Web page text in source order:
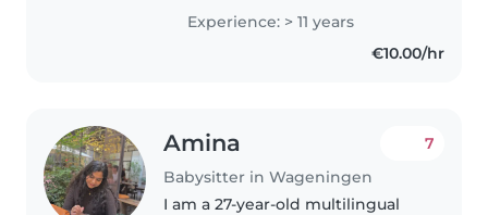
wonen. ik ben al meer dan 25jaar
werkzaam als gastouder voor
Experience: > 11 years
€10.00/hr
Amina
Babysitter in Wageningen
7
I am a 27-year-old multilingual